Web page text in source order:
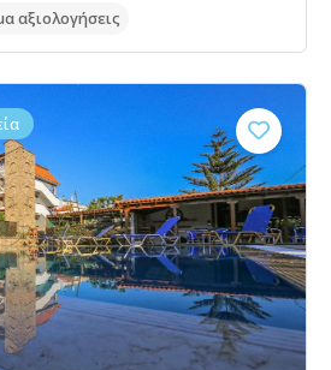
αξιολογήσεις